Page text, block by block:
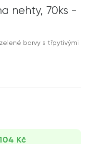
nehty, 70ks -
barvy s třpytivými
Kč